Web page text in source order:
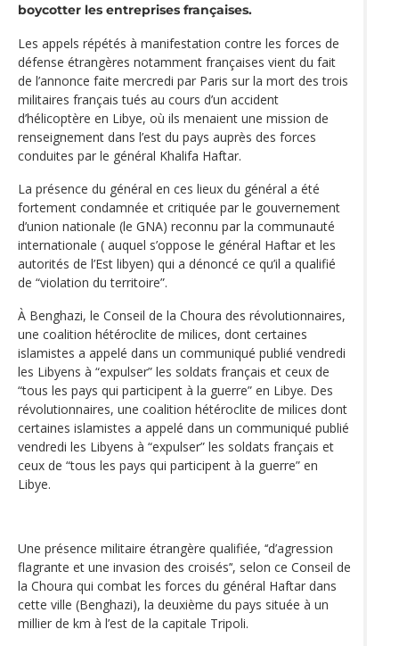
boycotter les entreprises françaises.
Les appels répétés à manifestation contre les forces de
défense étrangères notamment françaises vient du fait
de l’annonce faite mercredi par Paris sur la mort des trois
militaires français tués au cours d’un accident
d’hélicoptère en Libye, où ils menaient une mission de
renseignement dans l’est du pays auprès des forces
conduites par le général Khalifa Haftar.
La présence du général en ces lieux du général a été
fortement condamnée et critiquée par le gouvernement
d’union nationale (le GNA) reconnu par la communauté
internationale ( auquel s’oppose le général Haftar et les
autorités de l’Est libyen) qui a dénoncé ce qu’il a qualifié
de “violation du territoire”.
À Benghazi, le Conseil de la Choura des révolutionnaires,
une coalition hétéroclite de milices, dont certaines
islamistes a appelé dans un communiqué publié vendredi
les Libyens à “expulser” les soldats français et ceux de
“tous les pays qui participent à la guerre” en Libye. Des
révolutionnaires, une coalition hétéroclite de milices dont
certaines islamistes a appelé dans un communiqué publié
vendredi les Libyens à “expulser” les soldats français et
ceux de “tous les pays qui participent à la guerre” en
Libye.
Une présence militaire étrangère qualifiée, ‘‘d’agression
flagrante et une invasion des croisés’‘, selon ce Conseil de
la Choura qui combat les forces du général Haftar dans
cette ville (Benghazi), la deuxième du pays située à un
millier de km à l’est de la capitale Tripoli.